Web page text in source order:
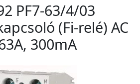
PF7-63/4/03
(Fi-relé) AC
300mA